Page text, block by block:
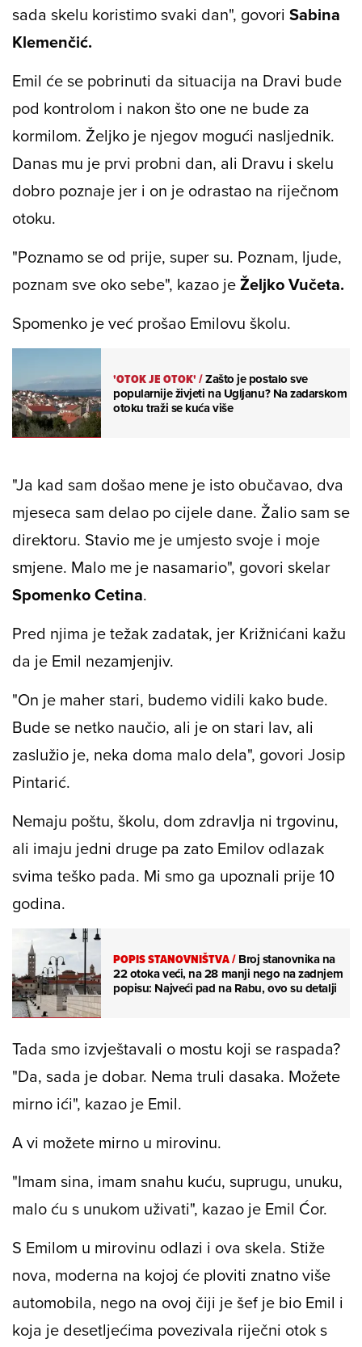
sada skelu koristimo svaki dan", govori Sabina
Klemenčić.
Emil će se pobrinuti da situacija na Dravi bude
pod kontrolom i nakon što one ne bude za
kormilom. Željko je njegov mogući nasljednik.
Danas mu je prvi probni dan, ali Dravu i skelu
dobro poznaje jer i on je odrastao na riječnom
otoku.
"Poznamo se od prije, super su. Poznam, ljude,
poznam sve oko sebe", kazao jeŽeljko Vučeta.
Spomenko je već prošao Emilovu školu.
'OTOK JE OTOK'/Zašto je postalo sve
popularnije živjeti na Ugljanu? Na zadarskom
otoku traži se kuća više
"Ja kad sam došao mene je isto obučavao, dva
mjeseca sam delao po cijele dane. Žalio sam se
direktoru. Stavio me je umjesto svoje i moje
smjene. Malo me je nasamario", govori skelar
Spomenko Cetina.
Pred njima je težak zadatak, jer Križnićani kažu
da je Emil nezamjenjiv.
"On je maher stari, budemo vidili kako bude.
Bude se netko naučio, ali je on stari lav, ali
zaslužio je, neka doma malo dela", govori Josip
Pintarić.
Nemaju poštu, školu, dom zdravlja ni trgovinu,
ali imaju jedni druge pa zato Emilov odlazak
svima teško pada. Mi smo ga upoznali prije 10
godina.
POPIS STANOVNIŠTVA/Broj stanovnika na
22 otoka veći, na 28 manji nego na zadnjem
popisu: Najveći pad na Rabu, ovo su detalji
Tada smo izvještavali o mostu koji se raspada?
"Da, sada je dobar. Nema truli dasaka. Možete
mirno ići", kazao je Emil.
A vi možete mirno u mirovinu.
"Imam sina, imam snahu kuću, suprugu, unuku,
malo ću s unukom uživati", kazao je Emil Ćor.
S Emilom u mirovinu odlazi i ova skela. Stiže
nova, moderna na kojoj će ploviti znatno više
automobila, nego na ovoj čiji je šef je bio Emil i
koja je desetljećima povezivala riječni otok s